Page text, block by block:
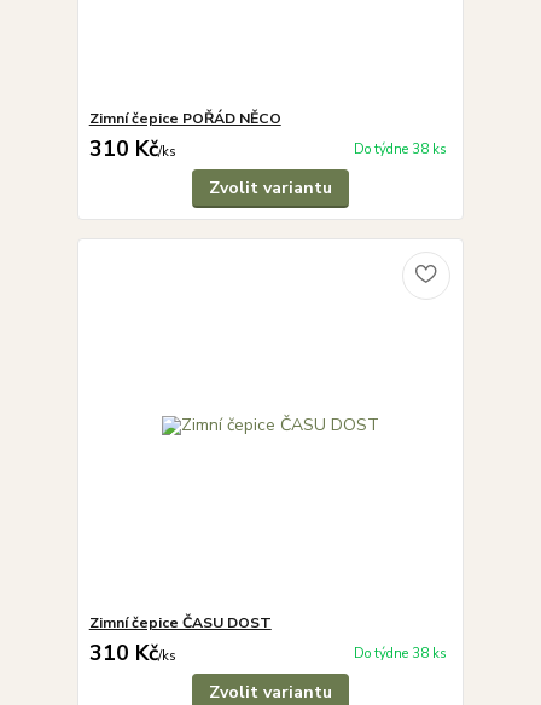
Zimní čepice POŘÁD NĚCO
310 Kč/ks Do týdne 38 ks
Zvolit variantu
Zimní čepice ČASU DOST
310 Kč/ks Do týdne 38 ks
Zvolit variantu